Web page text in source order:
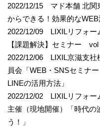
2022/12/15 マド本舗 北
からできる！効果的なWEB
2022/12/09 LIXILリフォ
【課題解決】セミナー vol
2022/12/06 LIXIL京滋支
員会「WEB・SNSセミナ
LINEの活用方法」
2022/12/02 LIXILリフォー
主催（現地開催）「時代の
う！」